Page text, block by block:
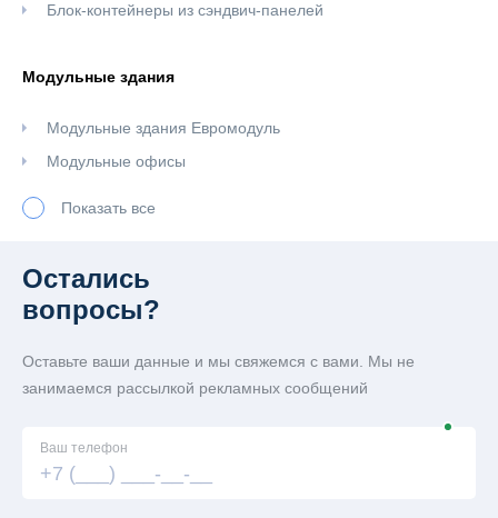
Блок-контейнеры из сэндвич-панелей
Модульные здания
Модульные здания Евромодуль
Модульные офисы
Сантехнические блок-контейнеры под туалет
Евробытовки
Показать все
Остались
вопросы?
Оставьте ваши данные и мы свяжемся с вами. Мы не
занимаемся рассылкой рекламных сообщений
Ваш телефон